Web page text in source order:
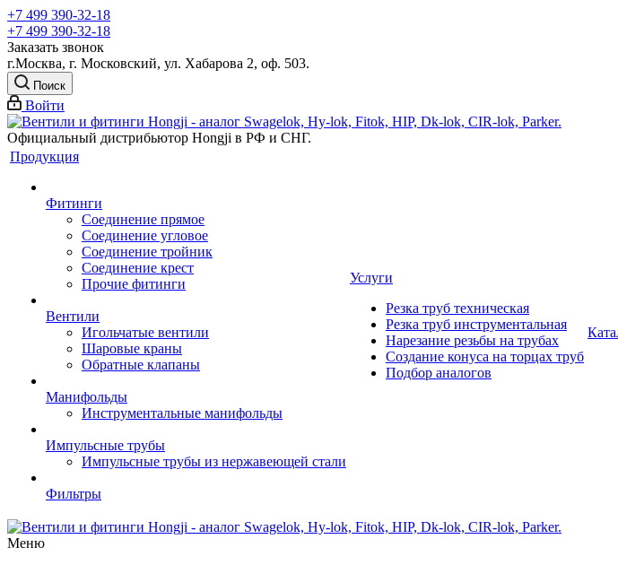
+7 499 390-32-18
+7 499 390-32-18
Заказать звонок
г.Москва, г. Московский, ул. Хабарова 2, оф. 503.
Поиск
Войти
Официальный дистрибьютор Hongji в РФ и СНГ.
Продукция
Фитинги
Соединение прямое
Соединение угловое
Соединение тройник
Соединение крест
Прочие фитинги
Вентили
Игольчатые вентили
Шаровые краны
Обратные клапаны
Манифольды
Инструментальные манифольды
Импульсные трубы
Импульсные трубы из нержавеющей стали
Фильтры
Услуги
Резка труб техническая
Резка труб инструментальная
Нарезание резьбы на трубах
Создание конуса на торцах труб
Подбор аналогов
Меню